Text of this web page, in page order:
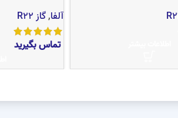
آلفا,گاز R22
تماس بگیرید